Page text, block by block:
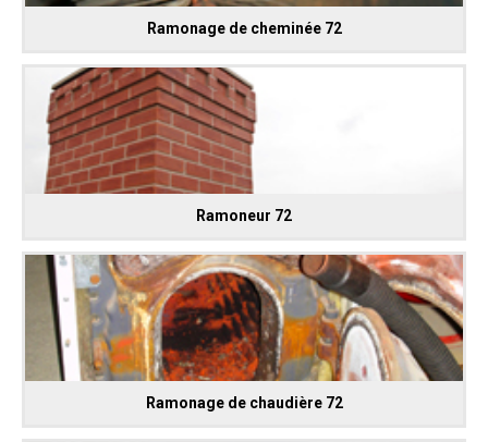
Ramonage de cheminée 72
Ramoneur 72
Ramonage de chaudière 72